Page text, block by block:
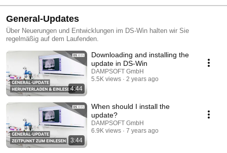
General-Updates
Über Neuerungen und Entwicklungen im DS-Win halten wir Sie
regelmäßig auf dem Laufenden.
4:44
Downloading and installing the
update in DS-Win
DAMPSOFT GmbH
5.5K views
2 years ago
3:44
When should I install the
update?
DAMPSOFT GmbH
6.9K views
7 years ago